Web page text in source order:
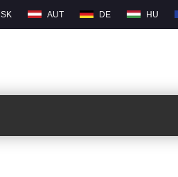
SK AUT DE HU